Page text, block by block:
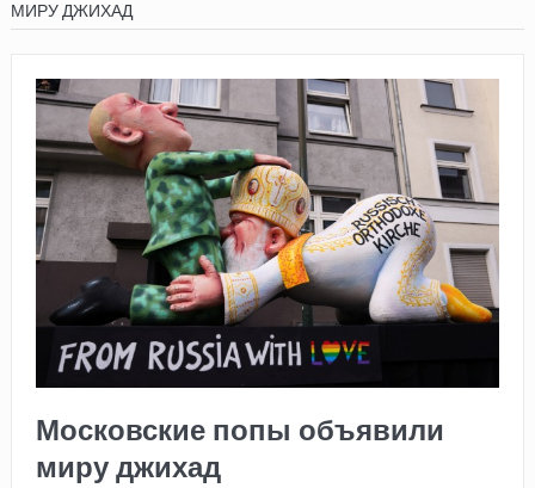
МИРУ ДЖИХАД
Московские попы объявили
миру джихад